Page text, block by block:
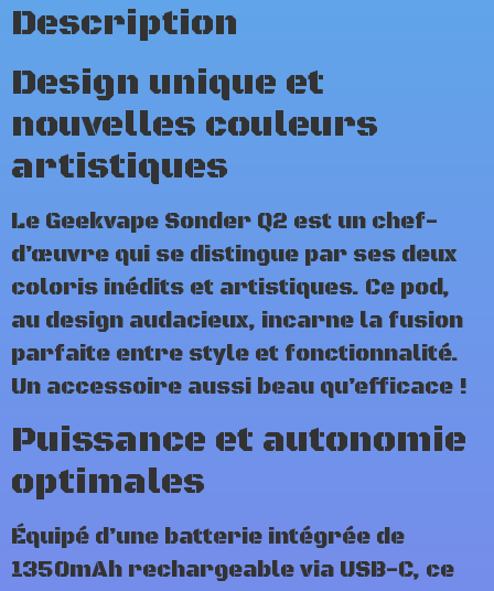
Description
Design unique et
nouvelles couleurs
artistiques
Le Geekvape Sonder Q2 est un chef-
d’œuvre qui se distingue par ses deux
coloris inédits et artistiques. Ce pod,
au design audacieux, incarne la fusion
parfaite entre style et fonctionnalité.
Un accessoire aussi beau qu’efficace !
Puissance et autonomie
optimales
Équipé d’une batterie intégrée de
1350mAh rechargeable via USB-C, ce